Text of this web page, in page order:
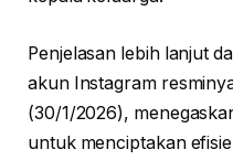
Penjelasan lebih lanjut
akun Instagram
(30/1/2026),
untuk menciptakan